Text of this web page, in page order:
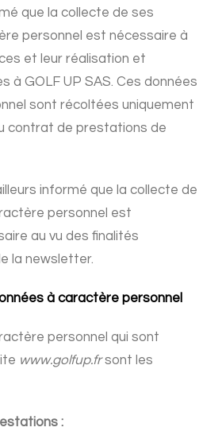
que la collecte de ses
personnel est nécessaire à
et leur réalisation et
à GOLF UP SAS. Ces données
sont récoltées uniquement
contrat de prestations de
informé que la collecte de
personnel est
au vu des finalités
la newsletter.
à caractère personnel
personnel qui sont
www.golfup.frsont les
: